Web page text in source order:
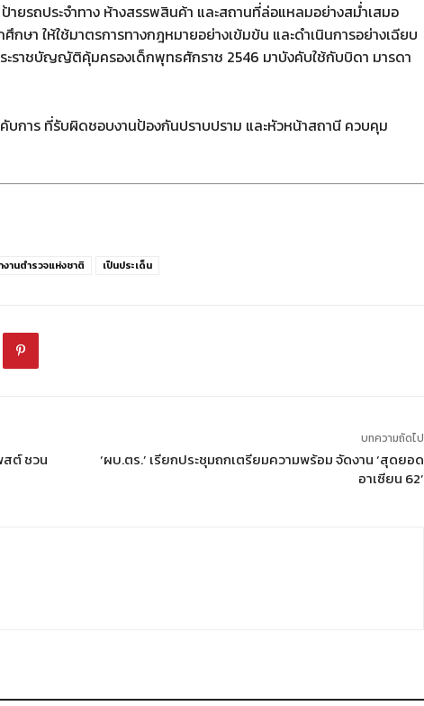
ยรถประจำทาง ห้างสรรพสินค้า และสถานที่ล่อแหลมอย่างสม่ำเสมอ
กษา ให้ใช้มาตรการทางกฎหมายอย่างเข้มข้น และดำเนินการอย่างเฉียบ
ราชบัญญัติคุ้มครองเด็กพุทธศักราช 2546 มาบังคับใช้กับบิดา มารดา
การ ที่รับผิดชอบงานป้องกันปราบปราม และหัวหน้าสถานี ควบคุม
านตำรวจแห่งชาติ เป็นประเด็น
สต์ ชวน
บทความถัดไป
‘ผบ.ตร.’ เรียกประชุมถกเตรียมความพร้อม จัดงาน ‘สุดยอด
อาเซียน 62’